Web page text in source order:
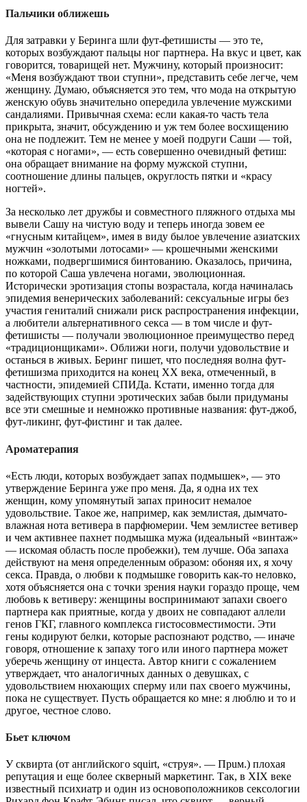
Пальчики оближешь
Для затравки у Беринга шли фут-фетишисты — это те,
которых возбуждают пальцы ног партнера. На вкус и цвет, как
говорится, товарищей нет. Мужчину, который произносит:
«Меня возбуждают твои ступни», представить себе легче, чем
женщину. Думаю, объясняется это тем, что мода на открытую
женскую обувь значительно опередила увлечение мужскими
сандалиями. Привычная схема: если какая-то часть тела
прикрыта, значит, обсуждению и уж тем более восхищению
она не подлежит. Тем не менее у моей подруги Саши — той,
«которая с ногами», — есть совершенно очевидный фетиш:
она обращает внимание на форму мужской ступни,
соотношение длины пальцев, округлость пятки и «красу
ногтей».
За несколько лет дружбы и совместного пляжного отдыха мы
вывели Сашу на чистую воду и теперь иногда зовем ее
«гнусным китайцем», имея в виду былое увлечение азиатских
мужчин «золотыми лотосами» — крошечными женскими
ножками, подвергшимися бинтованию. Оказалось, причина,
по которой Саша увлечена ногами, эволюционная.
Исторически эротизация стопы возрастала, когда начиналась
эпидемия венерических заболеваний: сексуальные игры без
участия гениталий снижали риск распространения инфекции,
а любители альтернативного секса — в том числе и фут-
фетишисты — получали эволюционное преимущество перед
«традиционщиками». Оближи ноги, получи удовольствие и
останься в живых. Беринг пишет, что последняя волна фут-
фетишизма приходится на конец XX века, отмеченный, в
частности, эпидемией СПИДа. Кстати, именно тогда для
задействующих ступни эротических забав были придуманы
все эти смешные и немножко противные названия: фут-джоб,
фут-ликинг, фут-фистинг и так далее.
Ароматерапия
«Есть люди, которых возбуждает запах подмышек», — это
утверждение Беринга уже про меня. Да, я одна их тех
женщин, кому упомянутый запах приносит немалое
удовольствие. Такое же, например, как землистая, дымчато-
влажная нота ветивера в парфюмерии. Чем землистее ветивер
и чем активнее пахнет подмышка мужа (идеальный «винтаж»
— искомая область после пробежки), тем лучше. Оба запаха
действуют на меня определенным образом: обоняя их, я хочу
секса. Правда, о любви к подмышке говорить как-то неловко,
хотя объясняется она с точки зрения науки гораздо проще, чем
любовь к ветиверу: женщины воспринимают запахи своего
партнера как приятные, когда у двоих не совпадают аллели
генов ГКГ, главного комплекса гистосовместимости. Эти
гены кодируют белки, которые распознают родство, — иначе
говоря, отношение к запаху того или иного партнера может
уберечь женщину от инцеста. Автор книги с сожалением
утверждает, что аналогичных данных о девушках, с
удовольствием нюхающих сперму или пах своего мужчины,
пока не существует. Пусть обращается ко мне: я люблю и то и
другое, честное слово.
Бьет ключом
У сквирта (от английского squirt, «струя». — Пpuм.) плохая
репутация и еще более скверный маркетинг. Так, в XIX веке
известный психиатр и один из основоположников сексологии